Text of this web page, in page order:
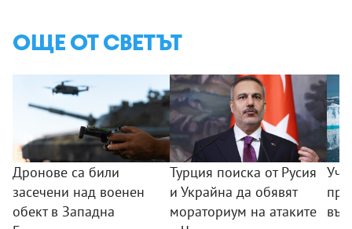
ОЩЕ ОТ СВЕТЪТ
Дронове са били
засечени над военен
обект в Западна
Турция поиска от Русия
и Украйна да обявят
мораториум на атаките